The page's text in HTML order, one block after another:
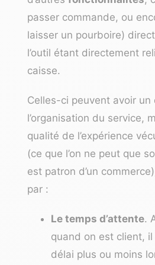
passer commande, ou
laisser un pourboire)
l’outil étant directement
caisse.
Celles-ci peuvent avoir
l’organisation du service,
qualité de l’expérience
(ce que l’on ne peut que
est patron d’un
par :
Le temps d’attente.
quand on est client,
délai plus ou moins